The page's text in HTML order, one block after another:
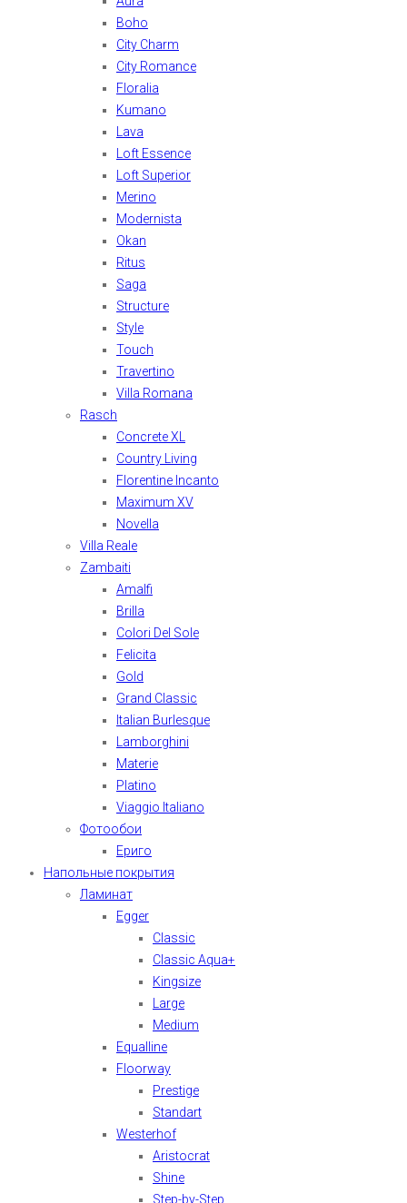
Boho
City Charm
City Romance
Floralia
Kumano
Lava
Loft Essence
Loft Superior
Merino
Modernista
Okan
Ritus
Saga
Structure
Style
Touch
Travertino
Villa Romana
Rasch
Concrete XL
Country Living
Florentine Incanto
Maximum XV
Novella
Villa Reale
Zambaiti
Amalfi
Brilla
Colori Del Sole
Felicita
Gold
Grand Classic
Italian Burlesque
Lamborghini
Materie
Platino
Viaggio Italiano
Фотообои
Ериго
Напольные покрытия
Ламинат
Egger
Classic
Classic Aqua+
Kingsize
Large
Medium
Equalline
Floorway
Prestige
Standart
Westerhof
Aristocrat
Shine
Step-by-Step